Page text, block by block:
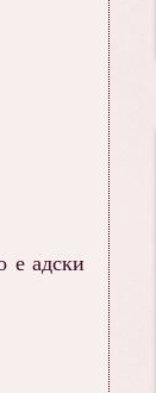
е адски